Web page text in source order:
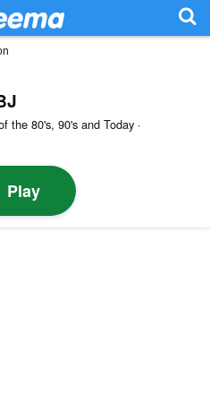
the 80's, 90's and Today ·
Play